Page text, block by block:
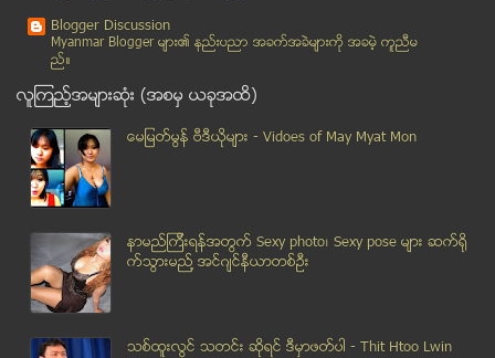
ဒီလိုလူငယ္ေလးေတြ အမ်ားၾကီးလိုပါတယ္
ေရြးေကာက္ပြဲ ကာလ မဲဆြယ္ခြင့္ NLD ေမးျမန္းမႈကုိ ေကာ...
ပြဲလန့္တုန္း ဖ်ာခင္းသြားတဲ့ ျပည္ခုိင္ၿဖိဳး ပါတီဟု ...
ျမတ္ေသာေမာင္ နဲ႔ အဆင္ေျပမယ့္ သူကို လက္တြဲဖုိ႔ စဥ္း...
မန္ခ်က္စတာ ယူႏုိက္တက္အသင္း၏ တန္ေၾကး က်ဆင္းသြား
ေလယာဥ္ေပၚက အိမ္သာထဲတြင္ အမ်ိဳးသားတစ္ဦးႏွင့္ လိင္ဆ...
ဗင္နီဇြဲလားအစုိးရ ဆန္႔က်င္ေရး ဆႏၵျပပြဲ လုံၿခံဳေရးအ...
အျငင္းပြား ေရျပင္မွာ တ႐ုတ္ အင္အားျပေန၊ ဗီယက္နမ္သေဘ...
Blogger Discussion
Myanmar Blogger မ်ား၏ နည္းပညာ အခက္အခဲမ်ားကုိ အခမဲ့ ကူညီမ
ည္။
လူၾကည့္အမ်ားဆုံး (အစမွ ယခုအထိ)
ေမျမတ္မြန္ ဗီဒီယုိမ်ား - Vidoes of May Myat Mon
နာမည္ၾကီးရန္အတြက္ Sexy photo၊ Sexy pose မ်ား ဆက္ရို
က္သြားမည္႔ အင္ဂ်င္နီယာတစ္ဦး
သစ္ထူးလြင္ သတင္း ဆုိရင္ ဒီမွာဖတ္ပါ - Thit Htoo Lwin